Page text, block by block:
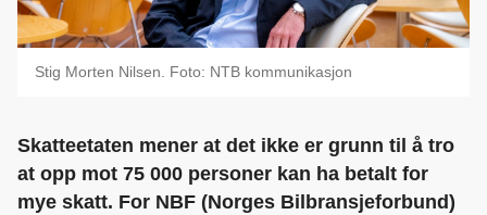
Stig Morten Nilsen. Foto: NTB kommunikasjon
Skatteetaten mener at det ikke er grunn til å tro
at opp mot 75 000 personer kan ha betalt for
mye skatt. For NBF (Norges Bilbransjeforbund)